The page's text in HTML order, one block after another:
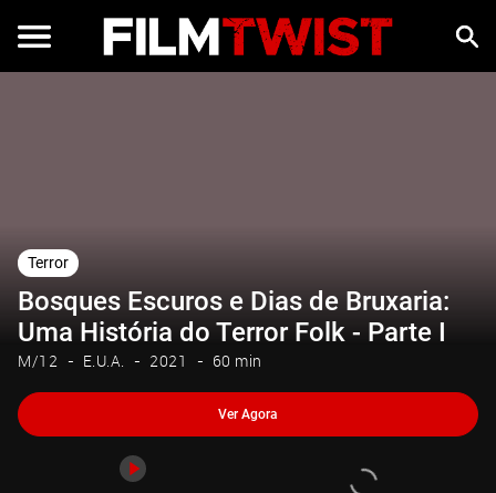
Terror
Bosques Escuros e Dias de Bruxaria:
Uma História do Terror Folk - Parte I
M/12 E.U.A. 2021 60 min
Ver Agora